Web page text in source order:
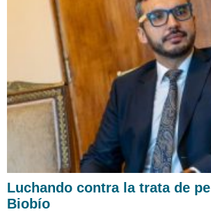
Luchando contra la trata de
Biobío